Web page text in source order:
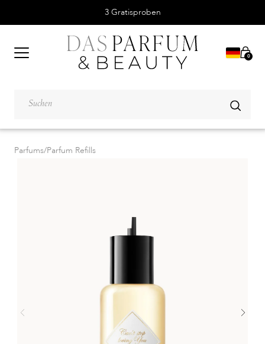
3 Gratisproben
0
Parfums/Parfum Refills